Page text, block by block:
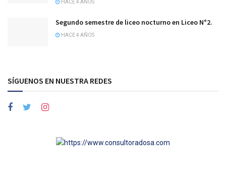
HACE 4 AÑOS
Segundo semestre de liceo nocturno en Liceo N°2.
HACE 4 AÑOS
SÍGUENOS EN NUESTRA REDES